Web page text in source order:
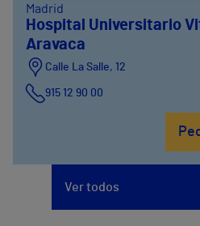
Madrid
Hospital Universitario
Aravaca
Calle La Salle, 12
915 12 90 00
Ver todos